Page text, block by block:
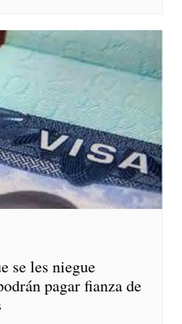
se les niegue
pagar fianza de